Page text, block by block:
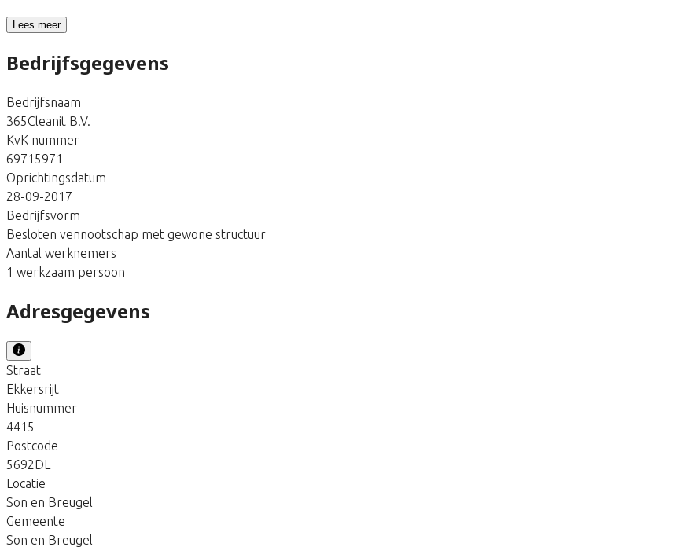
Lees meer
Bedrijfsgegevens
Bedrijfsnaam
365Cleanit B.V.
KvK nummer
69715971
Oprichtingsdatum
28-09-2017
Bedrijfsvorm
Besloten vennootschap met gewone structuur
Aantal werknemers
1 werkzaam persoon
Adresgegevens
Straat
Ekkersrijt
Huisnummer
4415
Postcode
5692DL
Locatie
Son en Breugel
Gemeente
Son en Breugel